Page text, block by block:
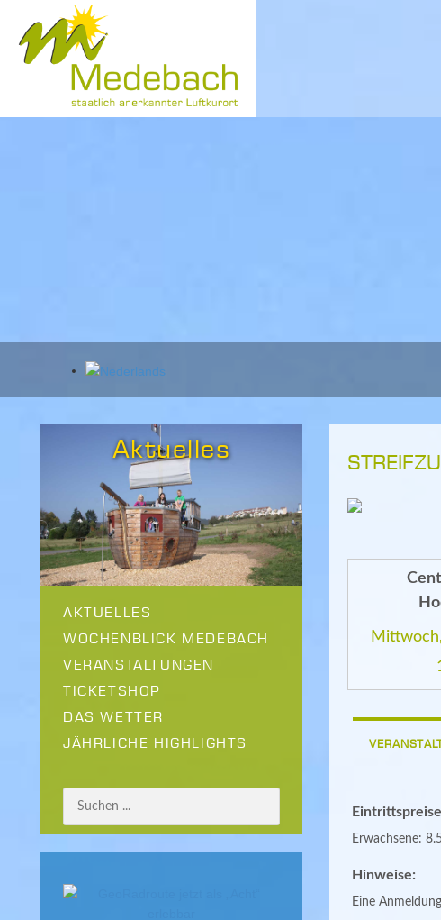
Aktuelles
AKTUELLES
WOCHENBLICK MEDEBACH
VERANSTALTUNGEN
TICKETSHOP
DAS WETTER
JÄHRLICHE HIGHLIGHTS
Erwachsene:
Hinweise:
Eine